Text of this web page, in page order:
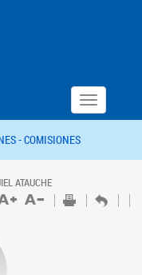
Toggle
navigation
-COMISIONES
ATAUCHE